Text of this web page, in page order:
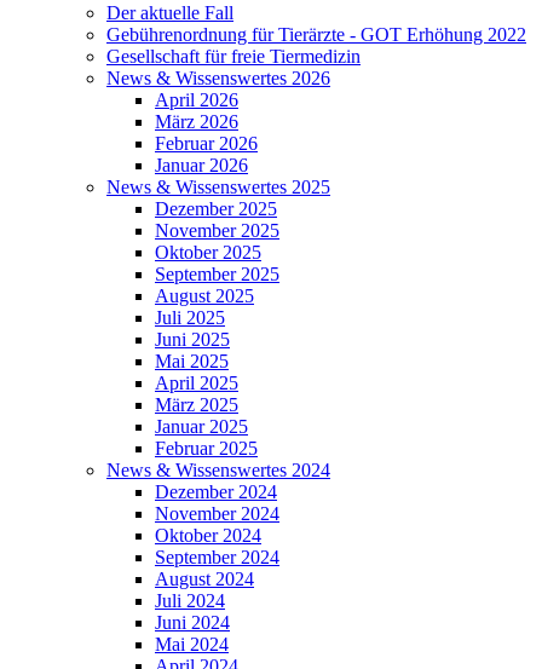
Der aktuelle Fall
Gebührenordnung für Tierärzte - GOT Erhöhung 2022
Gesellschaft für freie Tiermedizin
News & Wissenswertes 2026
April 2026
März 2026
Februar 2026
Januar 2026
News & Wissenswertes 2025
Dezember 2025
November 2025
Oktober 2025
September 2025
August 2025
Juli 2025
Juni 2025
Mai 2025
April 2025
März 2025
Januar 2025
Februar 2025
News & Wissenswertes 2024
Dezember 2024
November 2024
Oktober 2024
September 2024
August 2024
Juli 2024
Juni 2024
Mai 2024